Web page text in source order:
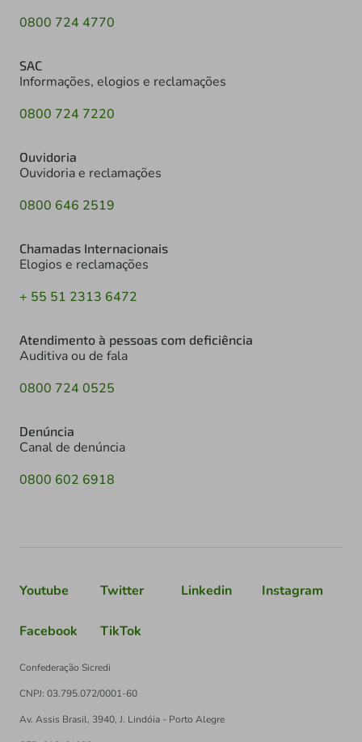
0800 724 4770
SAC
Informações, elogios e reclamações
0800 724 7220
Ouvidoria
Ouvidoria e reclamações
0800 646 2519
Chamadas Internacionais
Elogios e reclamações
+ 55 51 2313 6472
Atendimento à pessoas com deficiência
Auditiva ou de fala
0800 724 0525
Denúncia
Canal de denúncia
0800 602 6918
Youtube Twitter Linkedin Instagram
Facebook TikTok
Confederação Sicredi
CNPJ: 03.795.072/0001-60
Av. Assis Brasil, 3940, J. Lindóia - Porto Alegre